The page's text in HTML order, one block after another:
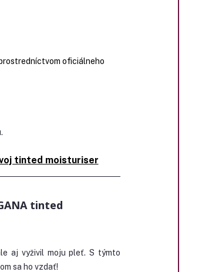
oficiálneho
tinted moisturiser
tinted
aj vyživil moju pleť. S týmto
sa ho vzdať!